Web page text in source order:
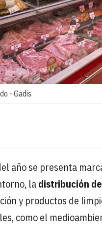
- Gadis
año se presenta
ladistribución
y productos de
como el